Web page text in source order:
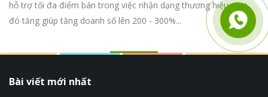
hỗ trợ tối đa điểm bán trong việc nhận dạng thương hiệu, qua
đó tăng giúp tăng doanh số lên 200 - 300%...
Bài viết mới nhất